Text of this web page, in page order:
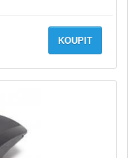
KOUPIT